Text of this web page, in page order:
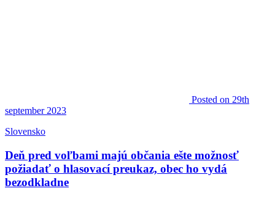
Posted on 29th
september 2023
Slovensko
Deň pred voľbami majú občania ešte možnosť
požiadať o hlasovací preukaz, obec ho vydá
bezodkladne